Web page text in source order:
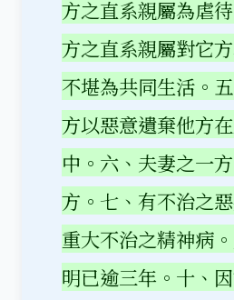
方之直系親屬為虐
方之直系親屬對它
不堪為共同生活。
方以惡意遺棄他方
中。六、夫妻之一
方。七、有不治之
重大不治之精神病
明已逾三年。十、